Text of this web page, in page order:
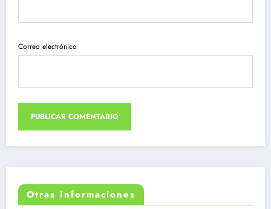
Correo electrónico
Otras Informaciones